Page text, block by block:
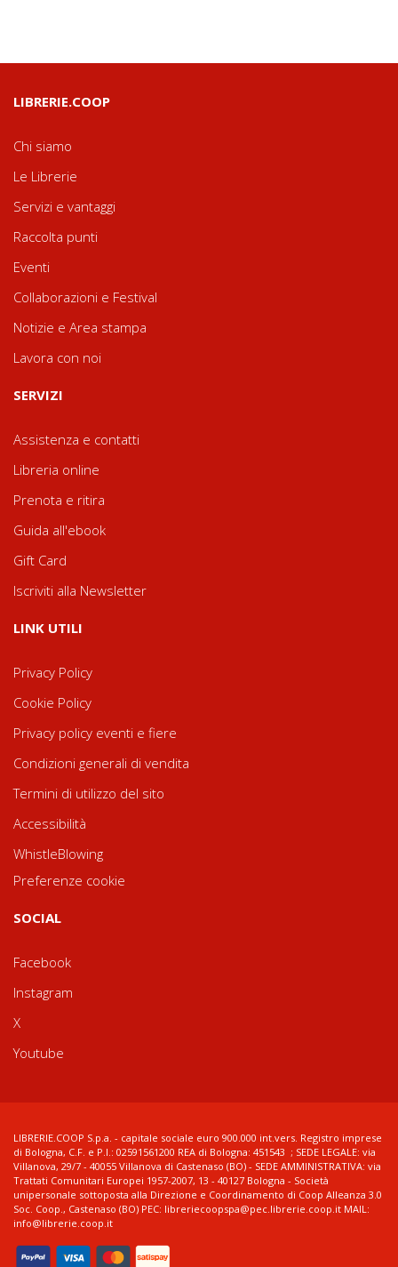
LIBRERIE.COOP
Chi siamo
Le Librerie
Servizi e vantaggi
Raccolta punti
Eventi
Collaborazioni e Festival
Notizie e Area stampa
Lavora con noi
SERVIZI
Assistenza e contatti
Libreria online
Prenota e ritira
Guida all'ebook
Gift Card
Iscriviti alla Newsletter
LINK UTILI
Privacy Policy
Cookie Policy
Privacy policy eventi e fiere
Condizioni generali di vendita
Termini di utilizzo del sito
Accessibilità
WhistleBlowing
Preferenze cookie
SOCIAL
Facebook
Instagram
X
Youtube
LIBRERIE.COOP S.p.a. - capitale sociale euro 900.000 int.vers. Registro imprese
di Bologna, C.F. e P.I.: 02591561200 REA di Bologna: 451543 ; SEDE LEGALE: via
Villanova, 29/7 - 40055 Villanova di Castenaso (BO) - SEDE AMMINISTRATIVA: via
Trattati Comunitari Europei 1957-2007, 13 - 40127 Bologna - Società
unipersonale sottoposta alla Direzione e Coordinamento di Coop Alleanza 3.0
Soc. Coop., Castenaso (BO) PEC: libreriecoopspa@pec.librerie.coop.it MAIL:
info@librerie.coop.it